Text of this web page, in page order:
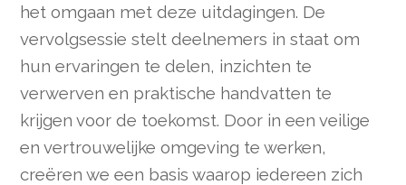
het omgaan met deze uitdagingen. De
vervolgsessie stelt deelnemers in staat om
hun ervaringen te delen, inzichten te
verwerven en praktische handvatten te
krijgen voor de toekomst. Door in een veilige
en vertrouwelijke omgeving te werken,
creëren we een basis waarop iedereen zich